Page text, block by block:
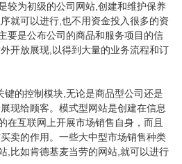
较为初级的公司网站,创建和维护保养
就可以进行,也不用资金投入很多的资
要是公布公司的商品和服务项目的信
开放展现,以得到大量的业务流程和订
键的控制模块,无论是商品型公司还是
现给顾客。模式型网站是创建在信息
在互联网上开展市场销售自身，而且
卖的作用。一些大中型市场销售种类
,比如肯德基麦当劳的网站,就可以进行